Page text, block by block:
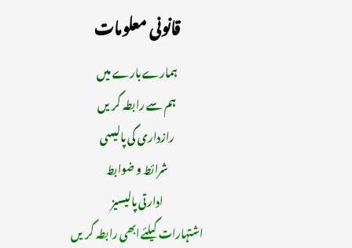
قانونی معلومات
ہمارے بارے میں
ہم سے رابطہ کریں
رازداری کی پالیسی
شرائط و ضوابط
ادارتی پالیسیز
اشتہارات کیلئے ابھی رابطہ کریں